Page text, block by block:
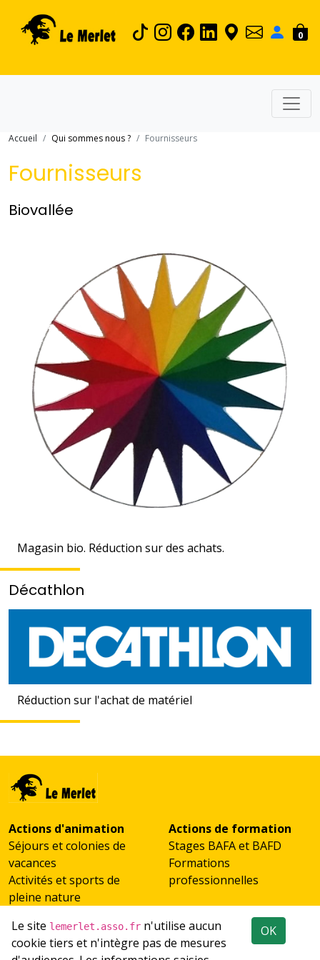
0
Accueil Qui sommes nous ? Fournisseurs
Fournisseurs
Biovallée
Magasin bio. Réduction sur des achats.
Décathlon
Réduction sur l'achat de matériel
Actions d'animation
Séjours et colonies de
vacances
Activités et sports de
pleine nature
découverte
Accueil de groupes
Actions de formation
Stages BAFA et BAFD
Formations
professionnelles
Le site lemerlet.asso.fr n'utilise aucun
cookie tiers et n'intègre pas de mesures
OK